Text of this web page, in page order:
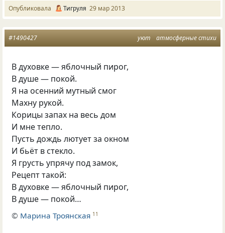
Опубликовала Тигруля 29 мар 2013
уют атмосферные стихи
#1490427
В духовке — яблочный пирог,
В душе — покой.
Я на осенний мутный смог
Махну рукой.
Корицы запах на весь дом
И мне тепло.
Пусть дождь лютует за окном
И бьёт в стекло.
Я грусть упрячу под замок,
Рецепт такой:
В духовке — яблочный пирог,
В душе — покой…
© Марина Троянская 11